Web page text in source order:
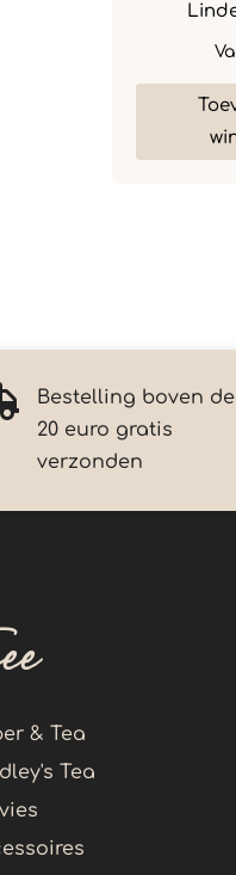
Bestelling boven de
20 euro gratis
verzonden
& Tea
Tea